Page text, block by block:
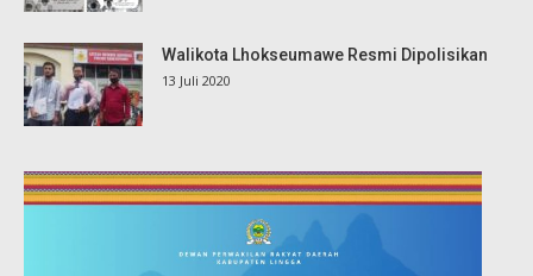
Walikota Lhokseumawe Resmi Dipolisikan
13 Juli 2020